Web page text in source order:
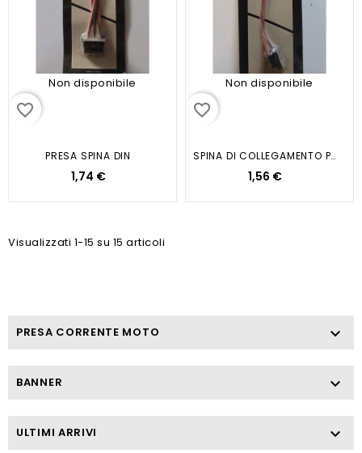
Non disponibile
favorite_border
PRESA SPINA DIN
1,74 €
Non disponibile
favorite_border
SPINA DI COLLEGAMENTO PLANCE...
1,56 €
Visualizzati 1-15 su 15 articoli
PRESA CORRENTE MOTO 
BANNER 
ULTIMI ARRIVI 